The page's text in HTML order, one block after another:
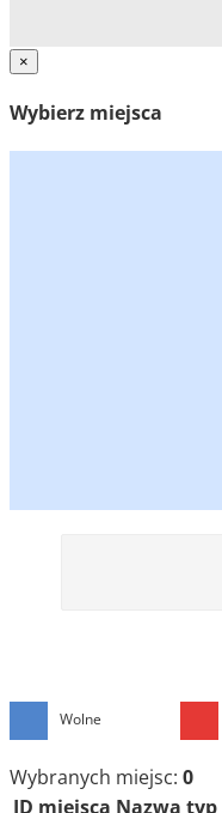
×
Wybierz miejsca
Wolne
Wybranych miejsc: 0
ID miejsca Nazwa typ